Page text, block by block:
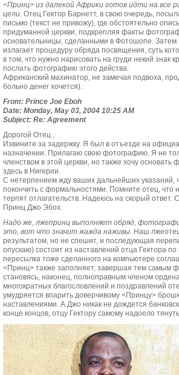
<Принц> из далекой Африки готов идти на все
цели. Отец Гектор Барнетт, в свою очередь,
письмо (текст не привожу), где обстоятельно
придуманной церкви, подкрепляя факты
основательницы, сделанными в Фотошопе. Затем
излагает процедуру обряда посвящения, суть
в том, что нужно нарисовать на груди некий знак
послать фотографию этого действа.
Африканский махинатор, не замечая подвоха,
больно денег хочется).
From: Prince Joe Eboh
Date: Monday, May 03, 2004 10:25 AM
Subject: Re: Agreement
Дорогой Отец ,
Извините за задержку. Я был в отъезде на
назначении. Прилагаю свою фотографию. Я не
членством в этой церкви, но также хочу основать
здесь в Нигерии.
С нетерпением жду ваших дальнейших указаний,
покончить с формальностями. Помните отец, что
терпят отлагательств. Надеюсь на скорый ответ.
Принц Джо Эбох.
Надо же, лжепринц выполняет обряд,
это, вот что значит жажда наживы. Наш
результатом, но не спешит, и последующая
опускаю) состоит из наставлений отца Гектора
пересылка тоже сделанного на компьютере
<Принц> также заполняет, завершая тем самым
становясь, наконец, полноправным членом
многократных благословлений и поздравлений
умудряется впарить доверчивому <Принцу>
наставлениями. А Джо никак не дождется
конце концов, отцу Гектору самому надоело